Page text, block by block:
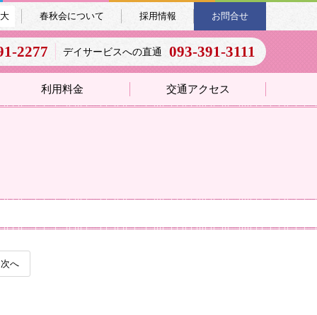
大 春秋会について 採用情報 お問合せ
2277 デイサービスへの直通 093-391-3111
利用料金 交通アクセス
次へ